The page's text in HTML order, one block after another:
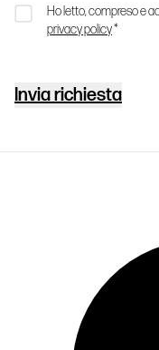
Ho letto, compreso e
privacy policy*
Invia richiesta